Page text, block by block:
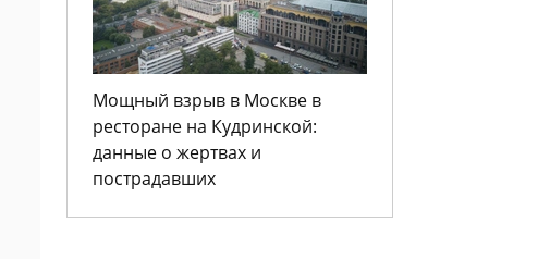
Мощный взрыв в Москве в
ресторане на Кудринской:
данные о жертвах и
пострадавших